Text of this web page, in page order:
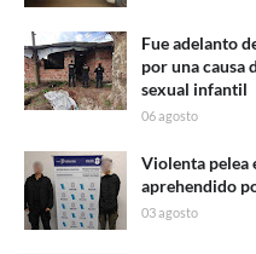
Fue adelanto
por una causa
sexual infantil
06 agosto
Violenta pelea
aprehendido
03 agosto